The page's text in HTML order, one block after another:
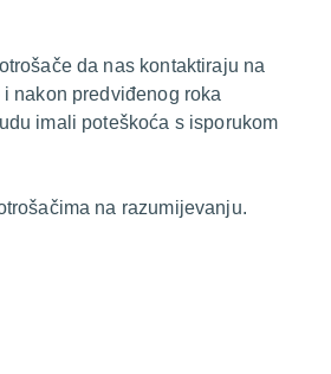
da nas kontaktiraju na
nakon predviđenog roka
imali poteškoća s isporukom
na razumijevanju.